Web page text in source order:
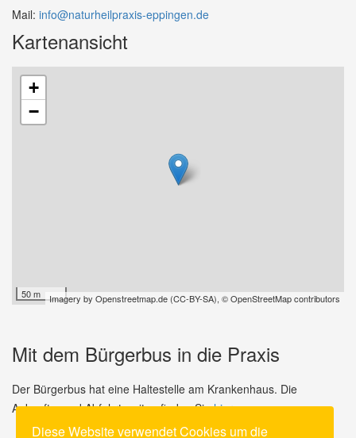
Mail: info@naturheilpraxis-eppingen.de
Kartenansicht
+
−
50 m Imagery by Openstreetmap.de (CC-BY-SA), © OpenStreetMap contributors
Mit dem Bürgerbus in die Praxis
Der Bürgerbus hat eine Haltestelle am Krankenhaus. Die
Ankunfts- und Abfahrtszeiten finden Siehier
Diese Website verwendet Cookies um die